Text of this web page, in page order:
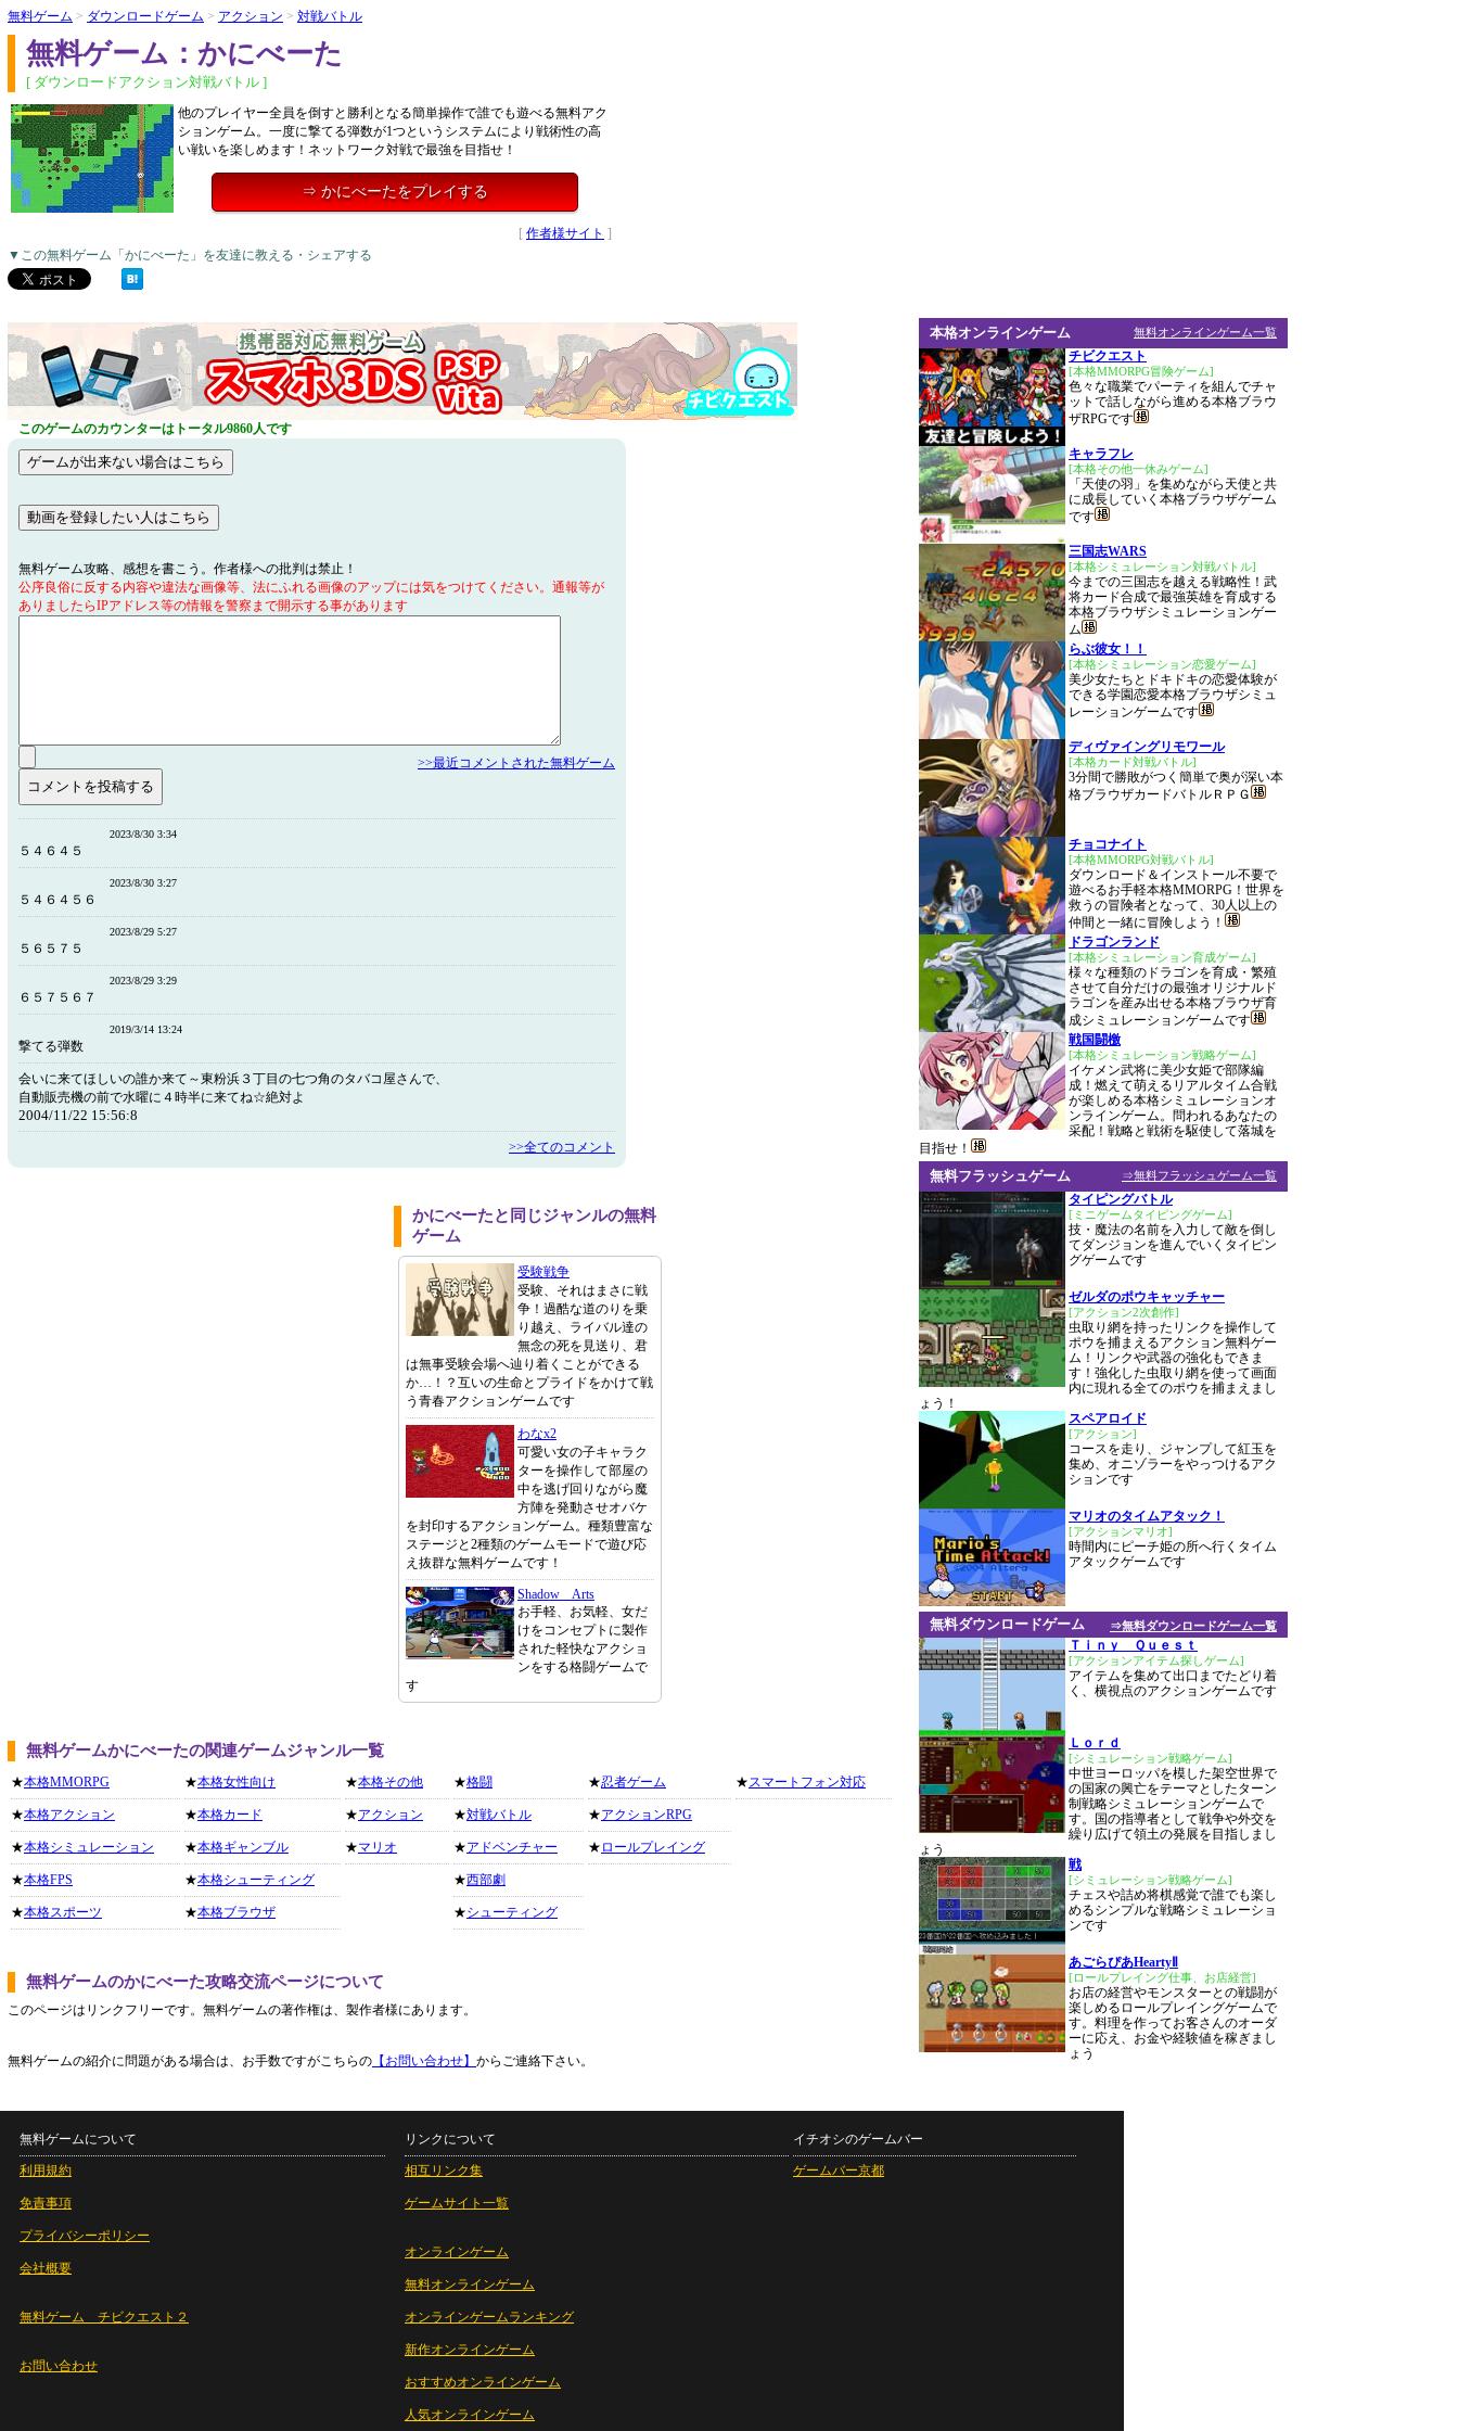
無料ゲーム > ダウンロードゲーム > アクション > 対戦バトル
無料ゲーム：かにべーた
[ ダウンロードアクション対戦バトル ]
他のプレイヤー全員を倒すと勝利となる簡単操作で誰でも遊べる無料アク
ションゲーム。一度に撃てる弾数が1つというシステムにより戦術性の高
い戦いを楽しめます！ネットワーク対戦で最強を目指せ！
⇒ かにべーたをプレイする
[ 作者様サイト ]
▼この無料ゲーム「かにべーた」を友達に教える・シェアする
このゲームのカウンターはトータル9860人です
無料ゲーム攻略、感想を書こう。作者様への批判は禁止！
公序良俗に反する内容や違法な画像等、法にふれる画像のアップには気をつけてください。通報等が
ありましたらIPアドレス等の情報を警察まで開示する事があります
>>最近コメントされた無料ゲーム
2023/8/30 3:34
５４６４５
2023/8/30 3:27
５４６４５６
2023/8/29 5:27
５６５７５
2023/8/29 3:29
６５７５６７
2019/3/14 13:24
撃てる弾数
会いに来てほしいの誰か来て～東粉浜３丁目の七つ角のタバコ屋さんで、
自動販売機の前で水曜に４時半に来てね☆絶対よ
2004/11/22 15:56:8
>>全てのコメント
かにべーたと同じジャンルの無料
ゲーム
受験戦争
受験、それはまさに戦
争！過酷な道のりを乗
り越え、ライバル達の
無念の死を見送り、君
は無事受験会場へ辿り着くことができる
か…！？互いの生命とプライドをかけて戦
う青春アクションゲームです
わなx2
可愛い女の子キャラク
ターを操作して部屋の
中を逃げ回りながら魔
方陣を発動させオバケ
を封印するアクションゲーム。種類豊富な
ステージと2種類のゲームモードで遊び応
え抜群な無料ゲームです！
Shadow Arts
お手軽、お気軽、女だ
けをコンセプトに製作
された軽快なアクショ
ンをする格闘ゲームで
す
無料ゲームかにべーたの関連ゲームジャンル一覧
★本格MMORPG
★本格アクション
★本格シミュレーション
★本格FPS
★本格スポーツ
★本格女性向け
★本格カード
★本格ギャンブル
★本格シューティング
★本格ブラウザ
★本格その他
★アクション
★マリオ
★格闘
★対戦バトル
★アドベンチャー
★西部劇
★シューティング
★忍者ゲーム
★アクションRPG
★ ロールプレイング
★スマートフォン対応
無料ゲームのかにべーた攻略交流ページについて
このページはリンクフリーです。無料ゲームの著作権は、製作者様にあります。
無料ゲームの紹介に問題がある場合は、お手数ですがこちらの 【お問い合わせ】 からご連絡下さい。
無料オンラインゲーム一覧
本格オンラインゲーム
チビクエスト
[本格MMORPG冒険ゲーム]
色々な職業でパーティを組んでチャ
ットで話しながら進める本格ブラウ
ザRPGです
キャラフレ
[本格その他一休みゲーム]
「天使の羽」を集めながら天使と共
に成長していく本格ブラウザゲーム
です
三国志WARS
[本格シミュレーション対戦バトル]
今までの三国志を越える戦略性！武
将カード合成で最強英雄を育成する
本格ブラウザシミュレーションゲー
ム
らぶ彼女！！
[本格シミュレーション恋愛ゲーム]
美少女たちとドキドキの恋愛体験が
できる学園恋愛本格ブラウザシミュ
レーションゲームです
ディヴァイングリモワール
[本格カード対戦バトル]
3分間で勝敗がつく簡単で奥が深い本
格ブラウザカードバトルＲＰＧ
チョコナイト
[本格MMORPG対戦バトル]
ダウンロード＆インストール不要で
遊べるお手軽本格MMORPG！世界を
救うの冒険者となって、30人以上の
仲間と一緒に冒険しよう！
ドラゴンランド
[本格シミュレーション育成ゲーム]
様々な種類のドラゴンを育成・繁殖
させて自分だけの最強オリジナルド
ラゴンを産み出せる本格ブラウザ育
成シミュレーションゲームです
戦国闘檄
[本格シミュレーション戦略ゲーム]
イケメン武将に美少女姫で部隊編
成！燃えて萌えるリアルタイム合戦
が楽しめる本格シミュレーションオ
ンラインゲーム。問われるあなたの
采配！戦略と戦術を駆使して落城を
目指せ！
⇒無料フラッシュゲーム一覧
無料フラッシュゲーム
タイピングバトル
[ミニゲームタイピングゲーム]
技・魔法の名前を入力して敵を倒し
てダンジョンを進んでいくタイピン
グゲームです
ゼルダのポウキャッチャー
[アクション2次創作]
虫取り網を持ったリンクを操作して
ポウを捕まえるアクション無料ゲー
ム！リンクや武器の強化もできま
す！強化した虫取り網を使って画面
内に現れる全てのポウを捕まえまし
ょう！
スペアロイド
[アクション]
コースを走り、ジャンプして紅玉を
集め、オニゾラーをやっつけるアク
ションです
マリオのタイムアタック！
[アクションマリオ]
時間内にピーチ姫の所へ行くタイム
アタックゲームです
⇒無料ダウンロードゲーム一覧
無料ダウンロードゲーム
Ｔｉｎｙ Ｑｕｅｓｔ
[アクションアイテム探しゲーム]
アイテムを集めて出口までたどり着
く、横視点のアクションゲームです
Ｌｏｒｄ
[シミュレーション戦略ゲーム]
中世ヨーロッパを模した架空世界で
の国家の興亡をテーマとしたターン
制戦略シミュレーションゲームで
す。国の指導者として戦争や外交を
繰り広げて領土の発展を目指しまし
ょう
戦
[シミュレーション戦略ゲーム]
チェスや詰め将棋感覚で誰でも楽し
めるシンプルな戦略シミュレーショ
ンです
あごらぴあHeartyⅡ
[ロールプレイング仕事、お店経営]
お店の経営やモンスターとの戦闘が
楽しめるロールプレイングゲームで
す。料理を作ってお客さんのオーダ
ーに応え、お金や経験値を稼ぎまし
ょう
無料ゲームについて
利用規約
免責事項
プライバシーポリシー
会社概要
無料ゲーム チビクエスト２
お問い合わせ
リンクについて
相互リンク集
ゲームサイト一覧
オンラインゲーム
無料オンラインゲーム
オンラインゲームランキング
新作オンラインゲーム
おすすめオンラインゲーム
人気オンラインゲーム
イチオシのゲームバー
ゲームバー京都